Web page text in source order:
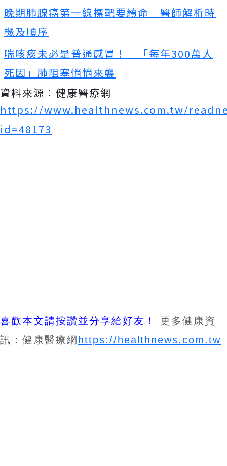
晚期肺腺癌第一線標靶要續命 醫師解析時
機及順序
喘咳痰未必是普通感冒！ 「每年300萬人
死因」肺阻塞悄悄來襲
資料來源：健康醫療網
https://www.healthnews.com.tw/
id=48173
喜歡本文請按讚並分享給好友！
更多健康資
訊：健康醫療網 https://healthnews.com.tw